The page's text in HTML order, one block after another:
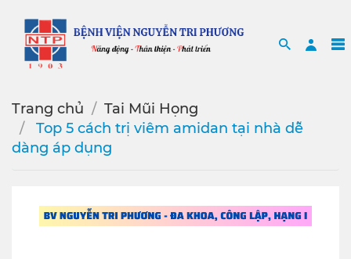
Search
Trang chủ
Tai Mũi Họng
️ Top 5 cách trị viêm amidan tại nhà dễ
dàng áp dụng